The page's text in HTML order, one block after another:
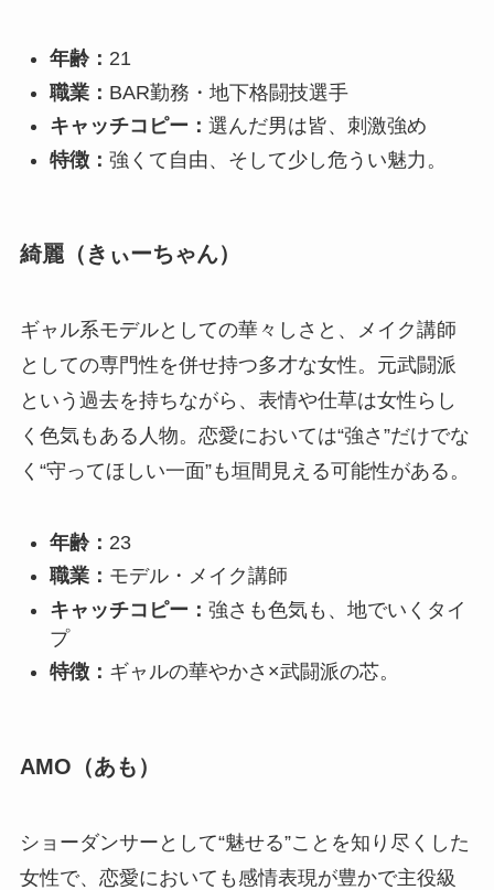
年齢： 21
職業： BAR勤務・地下格闘技選手
キャッチコピー： 選んだ男は皆、刺激強め
特徴： 強くて自由、そして少し危うい魅力。
綺麗（きぃーちゃん）
ギャル系モデルとしての華々しさと、メイク講師
としての専門性を併せ持つ多才な女性。元武闘派
という過去を持ちながら、表情や仕草は女性らし
く色気もある人物。恋愛においては“強さ”だけでな
く“守ってほしい一面”も垣間見える可能性がある。
年齢： 23
職業： モデル・メイク講師
キャッチコピー： 強さも色気も、地でいくタイ
プ
特徴： ギャルの華やかさ×武闘派の芯。
AMO（あも）
ショーダンサーとして“魅せる”ことを知り尽くした
女性で、恋愛においても感情表現が豊かで主役級